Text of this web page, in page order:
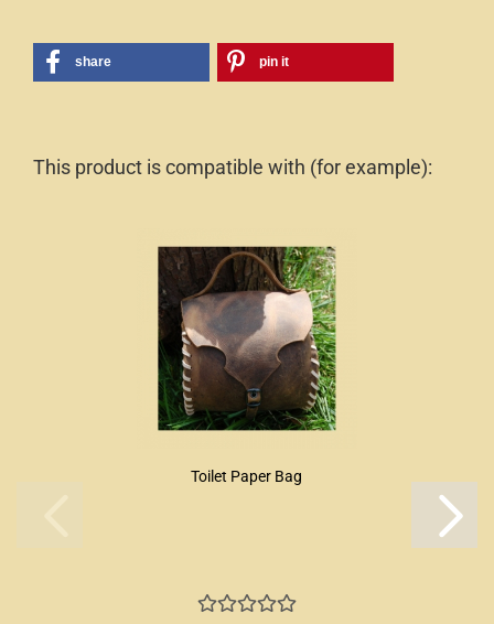
share pin it
This product is compatible with (for example):
Toilet Paper Bag